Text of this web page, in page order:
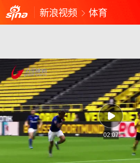
新浪视频 体育
02:07